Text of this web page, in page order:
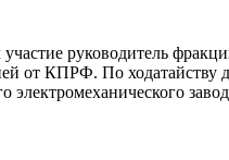
руководитель
от КПРФ. По ходатайству
электромеханического